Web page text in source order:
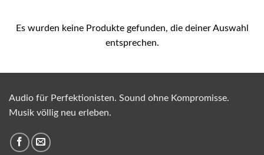
Es wurden keine Produkte gefunden, die deiner Auswahl
entsprechen.
Audio für Perfektionisten. Sound ohne Kompromisse.
Musik völlig neu erleben.